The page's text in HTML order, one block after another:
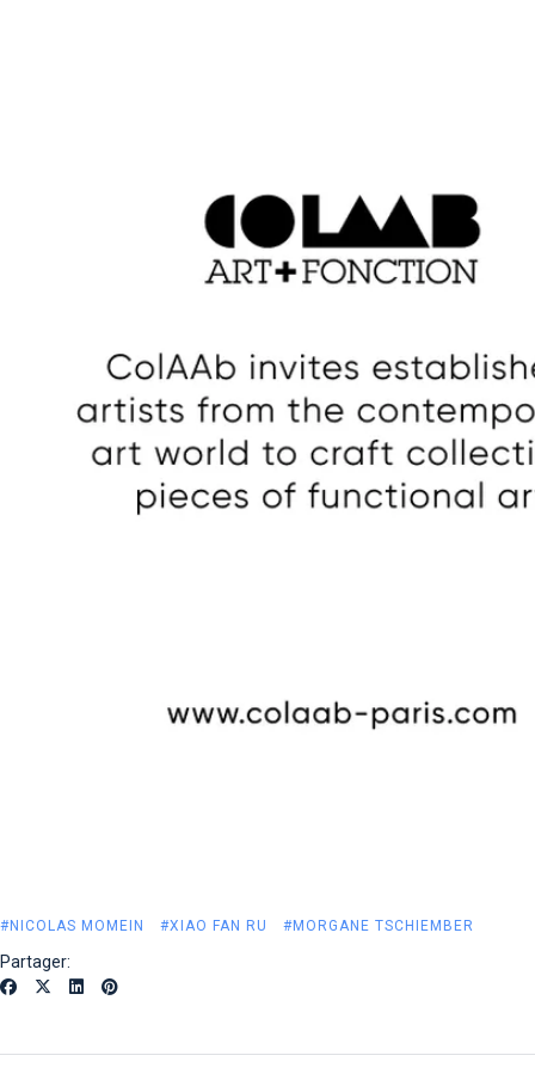
#NICOLAS MOMEIN #XIAO FAN RU #MORGANE TSCHIEMBER
Partager: